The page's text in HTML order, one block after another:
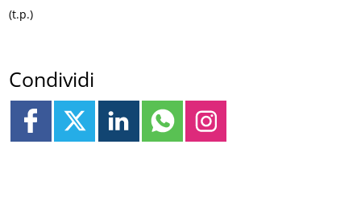
(t.p.)
Condividi